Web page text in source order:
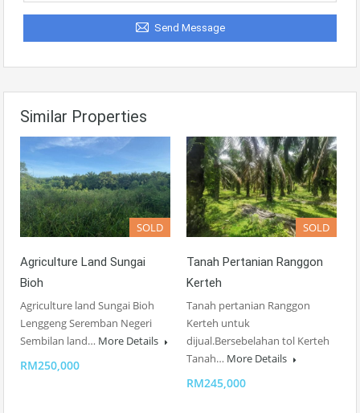
Send Message
Similar Properties
SOLD
Agriculture Land Sungai
Bioh
Agriculture land Sungai Bioh
Lenggeng Seremban Negeri
Sembilan land… More Details
RM250,000
SOLD
Tanah Pertanian Ranggon
Kerteh
Tanah pertanian Ranggon
Kerteh untuk
dijual.Bersebelahan tol Kerteh
Tanah… More Details
RM245,000